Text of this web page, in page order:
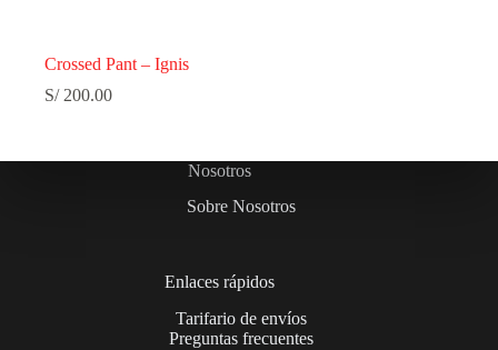
Crossed Pant – Ignis
S/200.00
Nosotros
Sobre Nosotros
Enlaces rápidos
Tarifario de envíos
Preguntas frecuentes